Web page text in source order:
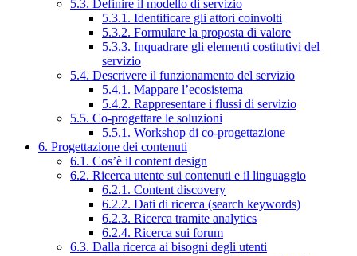
5.3. Definire il modello di servizio
5.3.1. Identificare gli attori coinvolti
5.3.2. Formulare la proposta di valore
5.3.3. Inquadrare gli elementi costitutivi del
servizio
5.4. Descrivere il funzionamento del servizio
5.4.1. Mappare l’ecosistema
5.4.2. Rappresentare i flussi di servizio
5.5. Co-progettare le soluzioni
5.5.1. Workshop di co-progettazione
6. Progettazione dei contenuti
6.1. Cos’è il content design
6.2. Ricerca utente sui contenuti e il linguaggio
6.2.1. Content discovery
6.2.2. Dati di ricerca (search keywords)
6.2.3. Ricerca tramite analytics
6.2.4. Ricerca sui forum
6.3. Dalla ricerca ai bisogni degli utenti